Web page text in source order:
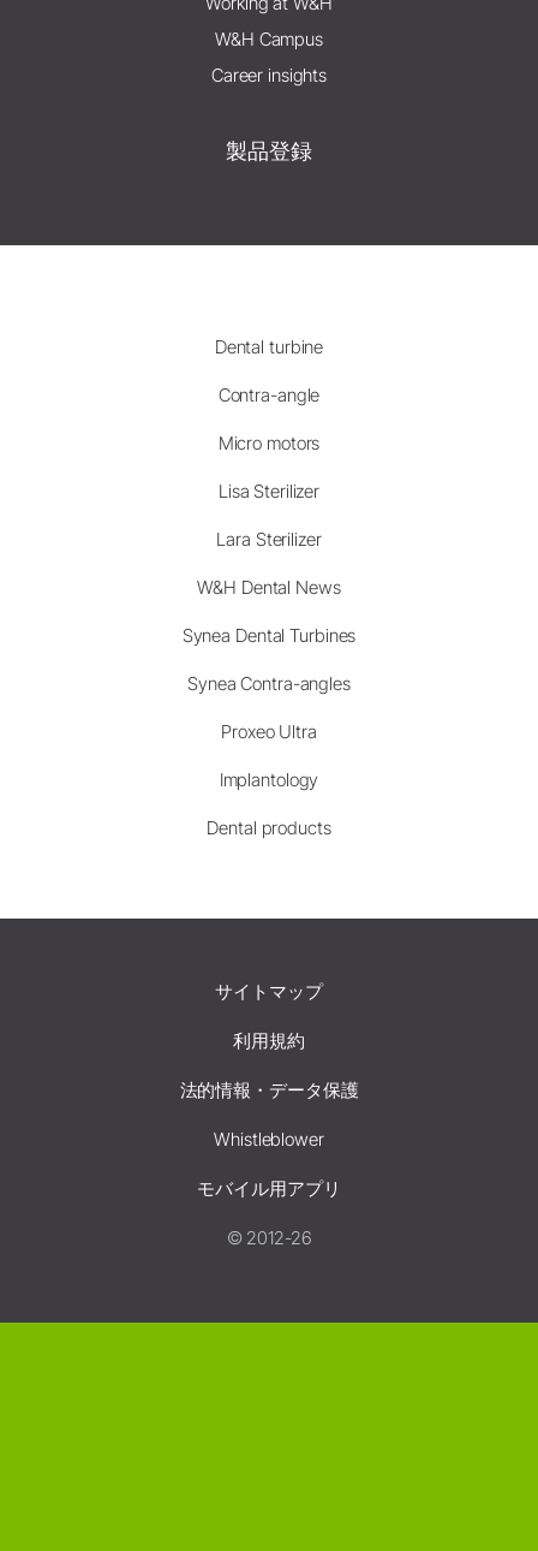
W&H Campus
Career insights
製品登録
Dental turbine
Contra-angle
Micro motors
Lisa Sterilizer
Lara Sterilizer
W&H Dental News
Synea Dental Turbines
Synea Contra-angles
Proxeo Ultra
Implantology
Dental products
サイトマップ
利用規約
法的情報・データ保護
Whistleblower
モバイル用アプリ
© 2012-26